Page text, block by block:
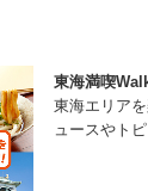
東海満喫
東海エリア
ュースやト